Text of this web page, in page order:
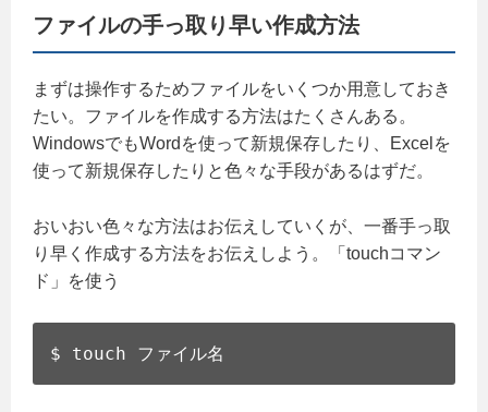
ファイルの手っ取り早い作成方法
まずは操作するためファイルをいくつか用意しておき
たい。ファイルを作成する方法はたくさんある。
WindowsでもWordを使って新規保存したり、Excelを
使って新規保存したりと色々な手段があるはずだ。
おいおい色々な方法はお伝えしていくが、一番手っ取
り早く作成する方法をお伝えしよう。「touchコマン
ド」を使う
$ touch ファイル名